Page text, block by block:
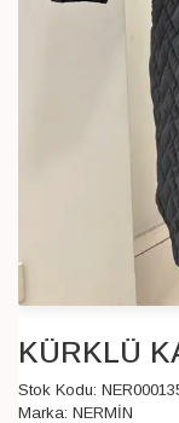
KÜRKLÜ
Stok Kodu:
Marka: NERMİN